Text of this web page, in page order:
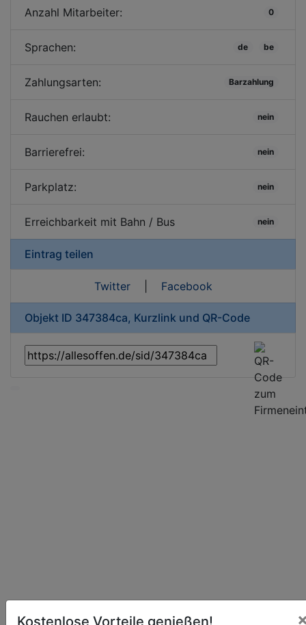
Anzahl Mitarbeiter: 0
Sprachen: de be
Zahlungsarten: Barzahlung
Rauchen erlaubt: nein
Barrierefrei: nein
Parkplatz: nein
Erreichbarkeit mit Bahn / Bus nein
Eintrag teilen
Twitter| Facebook
Objekt ID 347384ca, Kurzlink und QR-Code
Kostenlose Vorteile genießen!